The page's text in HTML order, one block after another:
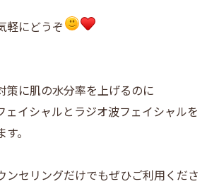
軽にどうぞ
策に肌の水分率を上げるのに
ェイシャルとラジオ波フェイシャルを
。
ンセリングだけでもぜひご利用くださ